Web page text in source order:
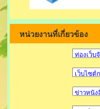
หน่วยงานที่เกี่ยวข้อง